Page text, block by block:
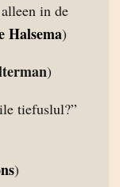
in de
Halsema)
)
tiefuslul?”
)